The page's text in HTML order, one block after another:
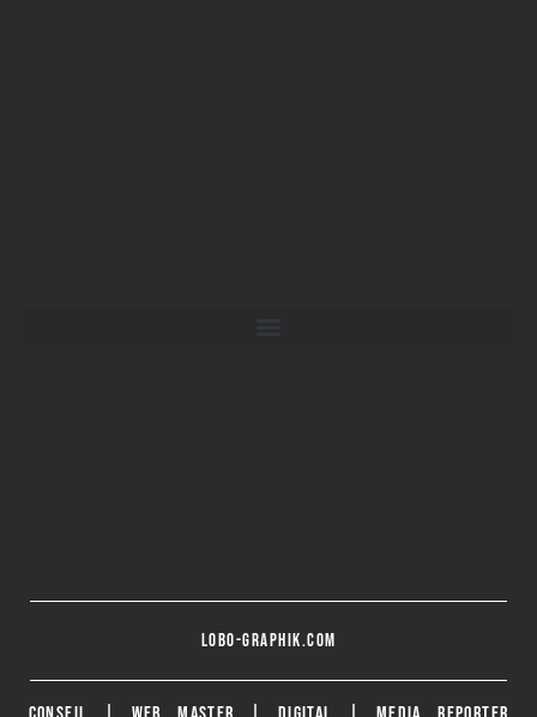
lobo-graphik.com